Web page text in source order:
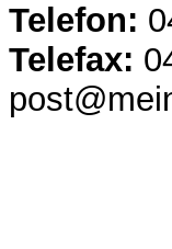
Telefon:
Telefax: